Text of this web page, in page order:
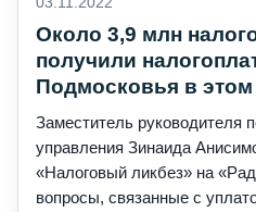
Около 3,9 млн
получили
Подмосковья в этом
Заместитель руководителя
управления Зинаида
«Налоговый ликбез» на
вопросы, связанные с